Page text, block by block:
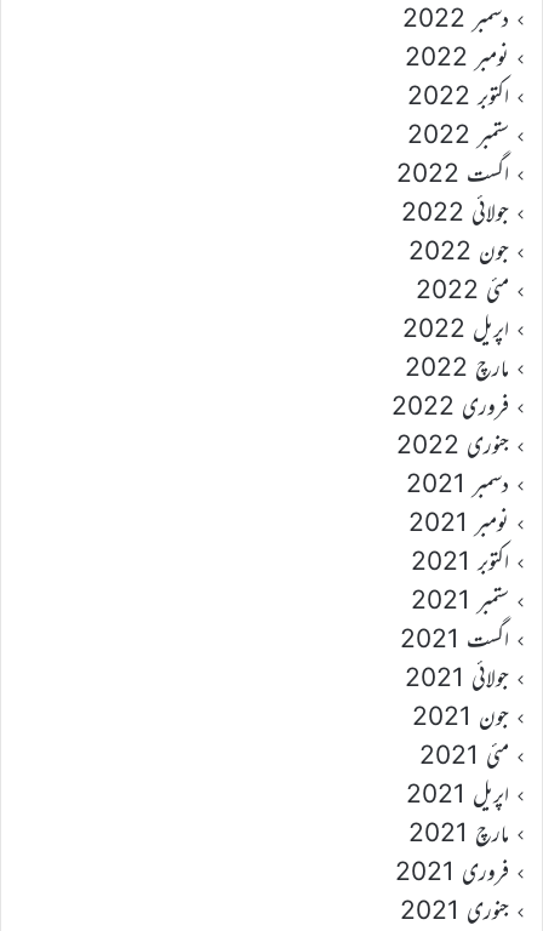
دسمبر 2022
نومبر 2022
اکتوبر 2022
ستمبر 2022
اگست 2022
جولائی 2022
جون 2022
مئی 2022
اپریل 2022
مارچ 2022
فروری 2022
جنوری 2022
دسمبر 2021
نومبر 2021
اکتوبر 2021
ستمبر 2021
اگست 2021
جولائی 2021
جون 2021
مئی 2021
اپریل 2021
مارچ 2021
فروری 2021
جنوری 2021